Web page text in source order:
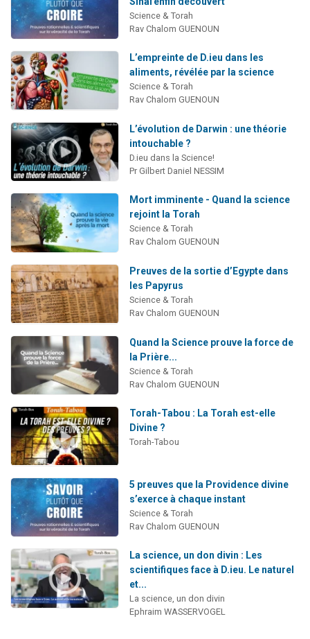
Science & Torah
Rav Chalom GUENOUN
L’empreinte de D.ieu dans les
aliments, révélée par la science
Science & Torah
Rav Chalom GUENOUN
L’évolution de Darwin : une théorie
intouchable ?
D.ieu dans la Science!
Pr Gilbert Daniel NESSIM
Mort imminente - Quand la science
rejoint la Torah
Science & Torah
Rav Chalom GUENOUN
Preuves de la sortie d’Egypte dans
les Papyrus
Science & Torah
Rav Chalom GUENOUN
Quand la Science prouve la force de
la Prière...
Science & Torah
Rav Chalom GUENOUN
Torah-Tabou : La Torah est-elle
Divine ?
Torah-Tabou
5 preuves que la Providence divine
s’exerce à chaque instant
Science & Torah
Rav Chalom GUENOUN
La science, un don divin : Les
scientifiques face à D.ieu. Le naturel
et...
La science, un don divin
Ephraim WASSERVOGEL